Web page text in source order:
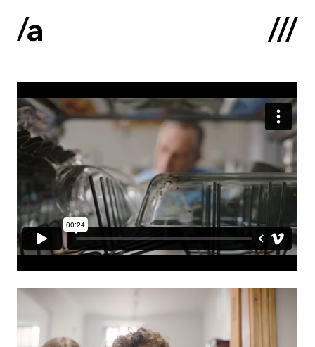
:
Sākums
Par mums
Kontakti
Portfolio